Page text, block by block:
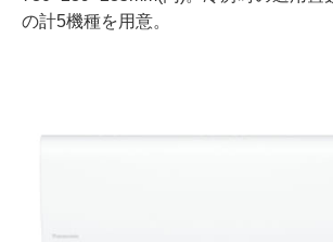
の計5機種を用意。